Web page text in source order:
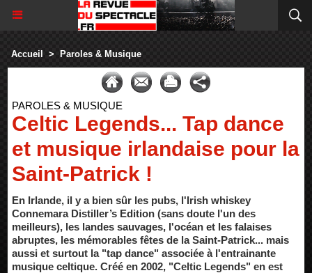
Accueil > Paroles & Musique
PAROLES & MUSIQUE
Celtic Legends... Tap dance
et musique irlandaise pour la
Saint-Patrick !
En Irlande, il y a bien sûr les pubs, l'Irish whiskey
Connemara Distiller’s Edition (sans doute l'un des
meilleurs), les landes sauvages, l'océan et les falaises
abruptes, les mémorables fêtes de la Saint-Patrick... mais
aussi et surtout la "tap dance" associée à l'entrainante
musique celtique. Créé en 2002, "Celtic Legends" en est